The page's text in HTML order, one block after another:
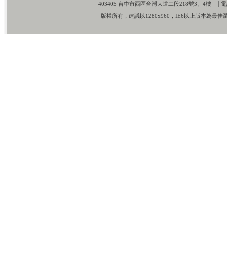
403405 台中市西區台灣大道二段218號3、4樓
版權所有，建議以1280x960，IE6以上版本為最佳